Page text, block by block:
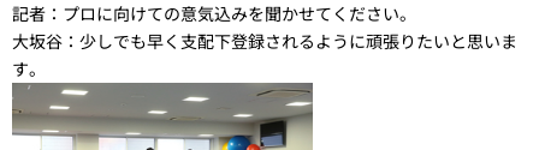
記者： プロに向けての意気込みを聞かせてください。
大坂谷： 少しでも早く支配下登録されるように頑張りたいと思いま
す。